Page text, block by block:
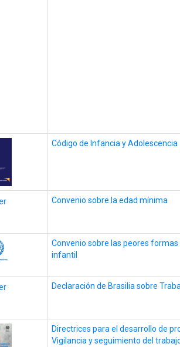
Código de Infancia y Adolescencia
Convenio sobre la edad mínima
Convenio sobre las peores
infantil
Declaración de Brasilia sobre
Directrices para el desarrollo de
Vigilancia y seguimiento del